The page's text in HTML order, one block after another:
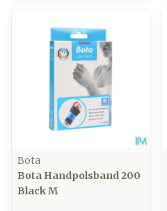
Bota
Bota Handpolsband 200
Black M